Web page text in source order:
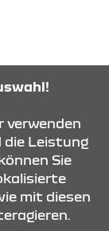
verwenden
die Leistung
Sie
mit diesen